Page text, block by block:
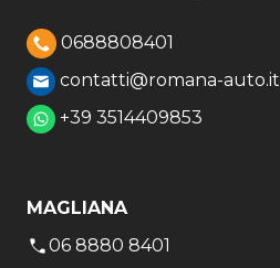
0688808401
contatti@romana-auto.it
+39 3514409853
MAGLIANA
06 8880 8401